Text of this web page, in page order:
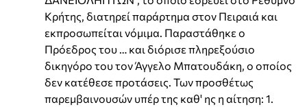
Κρήτης, διατηρεί παράρτημα στον Πειραιά και
εκπροσωπείται νόμιμα. Παραστάθηκε ο
Πρόεδρος του … και διόρισε πληρεξούσιο
δικηγόρο του τον Άγγελο Μπατουδάκη, ο οποίος
δεν κατέθεσε προτάσεις. Των προσθέτως
παρεμβαινουσών υπέρ της καθ' ης η αίτηση: 1.